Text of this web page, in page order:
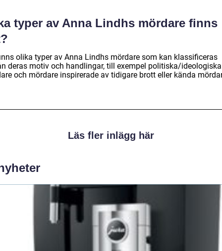
typer av Anna Lindhs mördare finns
olika typer av Anna Lindhs mördare som kan klassificeras
deras motiv och handlingar, till exempel politiska/ideologiska
och mördare inspirerade av tidigare brott eller kända
Läs fler inlägg här